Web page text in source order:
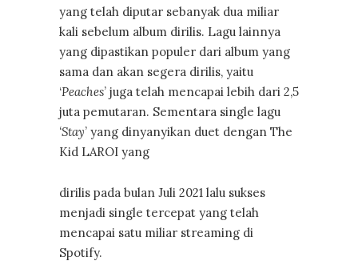
yang telah diputar sebanyak dua miliar
kali sebelum album dirilis. Lagu lainnya
yang dipastikan populer dari album yang
sama dan akan segera dirilis, yaitu
‘Peaches’ juga telah mencapai lebih dari 2,5
juta pemutaran. Sementara single lagu
‘Stay’ yang dinyanyikan duet dengan The
Kid LAROI yang
dirilis pada bulan Juli 2021 lalu sukses
menjadi single tercepat yang telah
mencapai satu miliar streaming di
Spotify.